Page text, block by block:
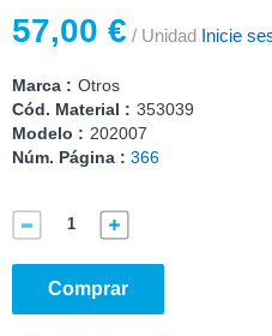
57,00 € / Unidad Inicie
Marca : Otros
Cód. Material : 353039
Modelo : 202007
Núm. Página : 366
Comprar